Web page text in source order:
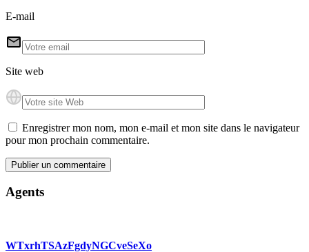
E-mail
Site web
Enregistrer mon nom, mon e-mail et mon site dans le navigateur
pour mon prochain commentaire.
Agents
WTxrhTSAzFgdyNGCveSeXo